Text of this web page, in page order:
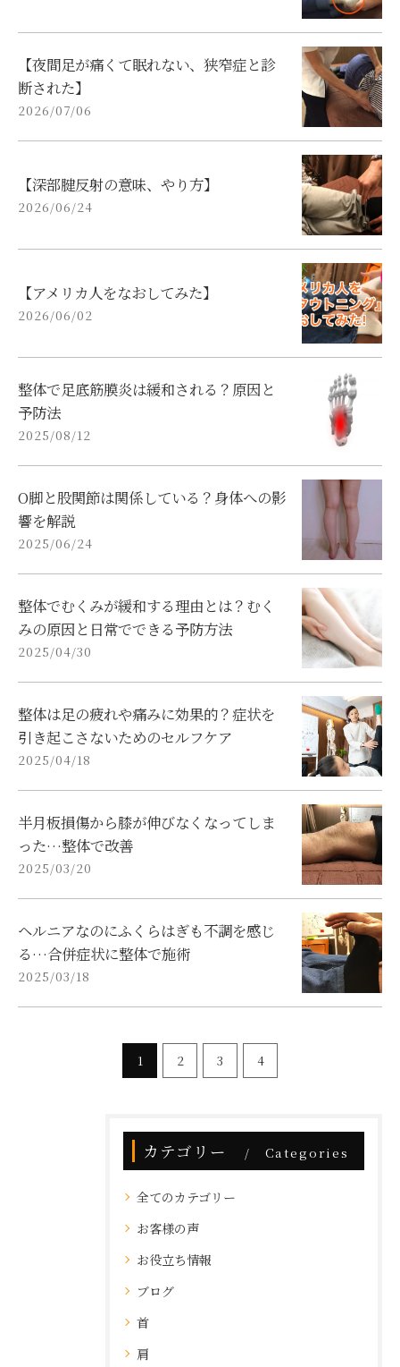
【夜間足が痛くて眠れない、狭窄症と診
断された】
2026/07/06
【深部腱反射の意味、やり方】
2026/06/24
【アメリカ人をなおしてみた】
2026/06/02
整体で足底筋膜炎は緩和される？原因と
予防法
2025/08/12
O脚と股関節は関係している？身体への影
響を解説
2025/06/24
整体でむくみが緩和する理由とは？むく
みの原因と日常でできる予防方法
2025/04/30
整体は足の疲れや痛みに効果的？症状を
引き起こさないためのセルフケア
2025/04/18
半月板損傷から膝が伸びなくなってしま
った…整体で改善
2025/03/20
ヘルニアなのにふくらはぎも不調を感じ
る…合併症状に整体で施術
2025/03/18
1 2 3 4
カテゴリー Categories
全てのカテゴリー
お客様の声
お役立ち情報
ブログ
首
肩